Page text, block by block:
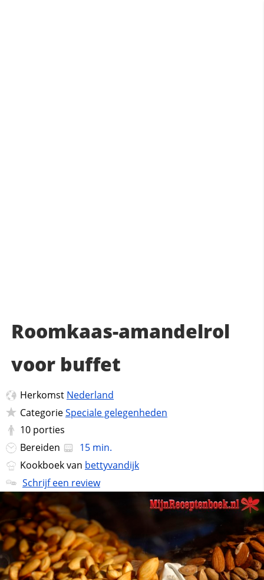
Roomkaas-amandelrol
voor buffet
Herkomst Nederland
CategorieSpeciale gelegenheden
10 porties
Bereiden
15 min.
Kookboek van bettyvandijk
Schrijf een review